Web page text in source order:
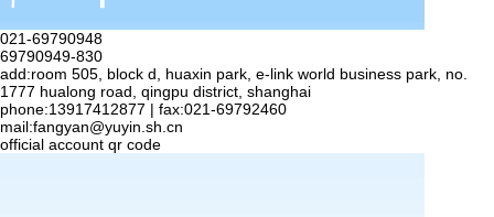
021-69790948
69790949-830
add:room 505, block d, huaxin park, e-link world business park, no.
1777 hualong road, qingpu district, shanghai
phone:13917412877 | fax:021-69792460
mail:fangyan@yuyin.sh.cn
official account qr code